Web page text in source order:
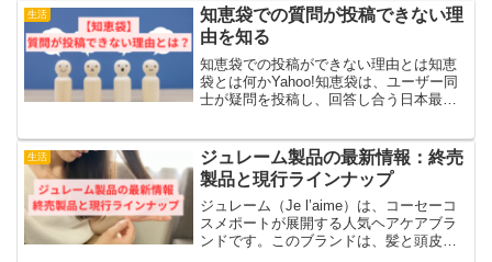
す。しかし、カバンの中やポケットに入
れていると、汚れや擦れ...
生活
知恵袋での質問が投稿できない理
由を知る
知恵袋での投稿ができない理由とは知恵
袋とは何かYahoo!知恵袋は、ユーザー同
士が疑問を投稿し、回答し合う日本最大
利用されています。知恵袋の基本的な利
用方法質問や回答...
生活
ジュレーム製品の最新情報：終売
製品と現行ラインナップ
ジュレーム（Je l’aime）は、コーセーコ
スメポートが展開する人気ヘアケアブラ
ンドです。このブランドは、髪と頭皮に